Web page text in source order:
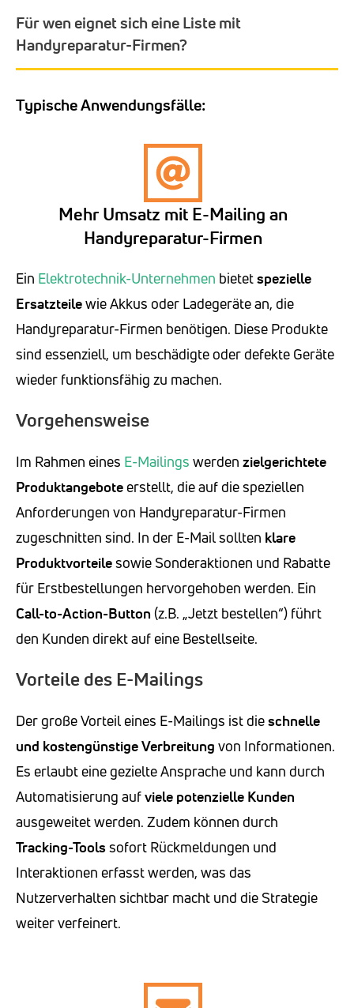
Für wen eignet sich eine Liste mit
Handyreparatur-Firmen?
Typische Anwendungsfälle:
Mehr Umsatz mit E-Mailing an
Handyreparatur-Firmen
Ein Elektrotechnik-Unternehmen bietetspezielle
Ersatzteilewie Akkus oder Ladegeräte an, die
Handyreparatur-Firmen benötigen. Diese Produkte
sind essenziell, um beschädigte oder defekte Geräte
wieder funktionsfähig zu machen.
Vorgehensweise
Im Rahmen eines E-Mailings werden zielgerichtete
Produktangebote erstellt, die auf die speziellen
Anforderungen von Handyreparatur-Firmen
zugeschnitten sind. In der E-Mail sollten klare
Produktvorteilesowie Sonderaktionen und Rabatte
für Erstbestellungen hervorgehoben werden. Ein
Call-to-Action-Button (z.B. „Jetzt bestellen“) führt
den Kunden direkt auf eine Bestellseite.
Vorteile des E-Mailings
Der große Vorteil eines E-Mailings ist dieschnelle
und kostengünstige Verbreitung von Informationen.
Es erlaubt eine gezielte Ansprache und kann durch
Automatisierung aufviele potenzielle Kunden
ausgeweitet werden. Zudem können durch
Tracking-Toolssofort Rückmeldungen und
Interaktionen erfasst werden, was das
Nutzerverhalten sichtbar macht und die Strategie
weiter verfeinert.